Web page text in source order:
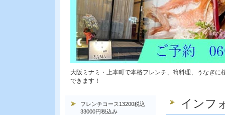
大阪ミナミ・上本町で本格フレンチ、筍料理、うなぎ
できます！
インフ
フレンチコース13200税込
33000円税込み